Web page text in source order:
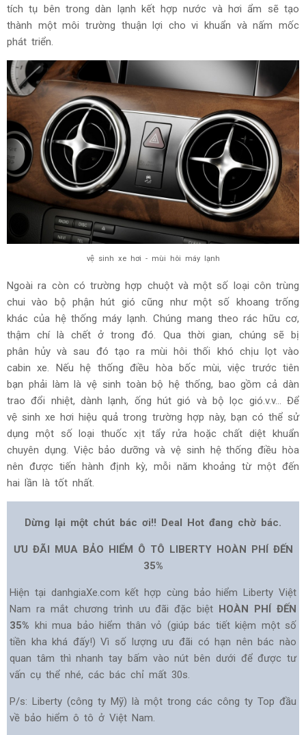
tích tụ bên trong dàn lạnh kết hợp nước và hơi ẩm sẽ tạo
thành một môi trường thuận lợi cho vi khuẩn và nấm mốc
phát triển.
vệ sinh xe hơi - mùi hôi máy lạnh
Ngoài ra còn có trường hợp chuột và một số loại côn trùng
chui vào bộ phận hút gió cũng như một số khoang trống
khác của hệ thống máy lạnh. Chúng mang theo rác hữu cơ,
thậm chí là chết ở trong đó. Qua thời gian, chúng sẽ bị
phân hủy và sau đó tạo ra mùi hôi thối khó chịu lọt vào
cabin xe. Nếu hệ thống điều hòa bốc mùi, việc trước tiên
bạn phải làm là vệ sinh toàn bộ hệ thống, bao gồm cả dàn
trao đổi nhiệt, dành lạnh, ống hút gió và bộ lọc gió.v.v... Để
vệ sinh xe hơi hiệu quả trong trường hợp này, bạn có thể sử
dụng một số loại thuốc xịt tẩy rửa hoặc chất diệt khuẩn
chuyên dụng. Việc bảo dưỡng và vệ sinh hệ thống điều hòa
nên được tiến hành định kỳ, mỗi năm khoảng từ một đến
hai lần là tốt nhất.
Dừng lại một chút bác ơi!! Deal Hot đang chờ bác.
ƯU ĐÃI MUA BẢO HIỂM Ô TÔ LIBERTY HOÀN PHÍ ĐẾN
35%
Hiện tại danhgiaXe.com kết hợp cùng bảo hiểm Liberty Việt
Nam ra mắt chương trình ưu đãi đặc biệt HOÀN PHÍ ĐẾN
35% khi mua bảo hiểm thân vỏ (giúp bác tiết kiệm một số
tiền kha khá đấy!) Vì số lượng ưu đãi có hạn nên bác nào
quan tâm thì nhanh tay bấm vào nút bên dưới để được tư
vấn cụ thể nhé, các bác chỉ mất 30s.
P/s: Liberty (công ty Mỹ) là một trong các công ty Top đầu
về bảo hiểm ô tô ở Việt Nam.